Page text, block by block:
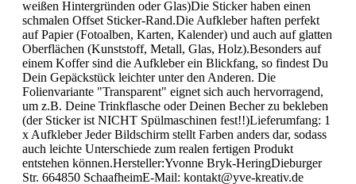
weißen Hintergründen oder Glas)Die Sticker haben einen
schmalen Offset Sticker-Rand.Die Aufkleber haften perfekt
auf Papier (Fotoalben, Karten, Kalender) und auch auf glatten
Oberflächen (Kunststoff, Metall, Glas, Holz).Besonders auf
einem Koffer sind die Aufkleber ein Blickfang, so findest Du
Dein Gepäckstück leichter unter den Anderen. Die
Folienvariante "Transparent" eignet sich auch hervorragend,
um z.B. Deine Trinkflasche oder Deinen Becher zu bekleben
(der Sticker ist NICHT Spülmaschinen fest!!)Lieferumfang: 1
x Aufkleber Jeder Bildschirm stellt Farben anders dar, sodass
auch leichte Unterschiede zum realen fertigen Produkt
entstehen können.Hersteller:Yvonne Bryk-HeringDieburger
Str. 664850 SchaafheimE-Mail: kontakt@yve-kreativ.de